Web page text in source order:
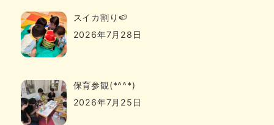
スイカ割り🍉
2026年7月28日
保育参観(*^^*)
2026年7月25日